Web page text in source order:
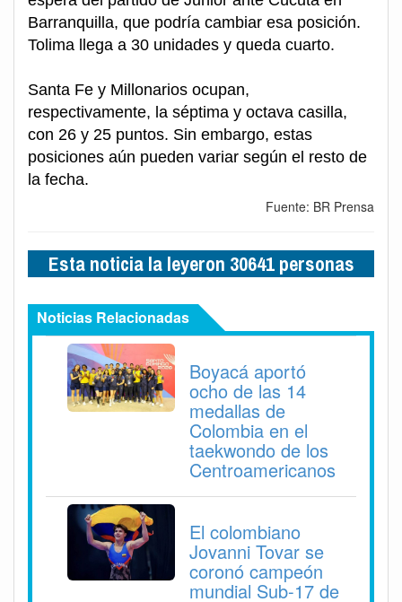
Barranquilla, que podría cambiar esa posición.
Tolima llega a 30 unidades y queda cuarto.
Santa Fe y Millonarios ocupan,
respectivamente, la séptima y octava casilla,
con 26 y 25 puntos. Sin embargo, estas
posiciones aún pueden variar según el resto de
la fecha.
Fuente: BR Prensa
Esta noticia la leyeron 30641 personas
Noticias Relacionadas
Boyacá aportó
ocho de las 14
medallas de
Colombia en el
taekwondo de los
Centroamericanos
El colombiano
Jovanni Tovar se
coronó campeón
mundial Sub-17 de